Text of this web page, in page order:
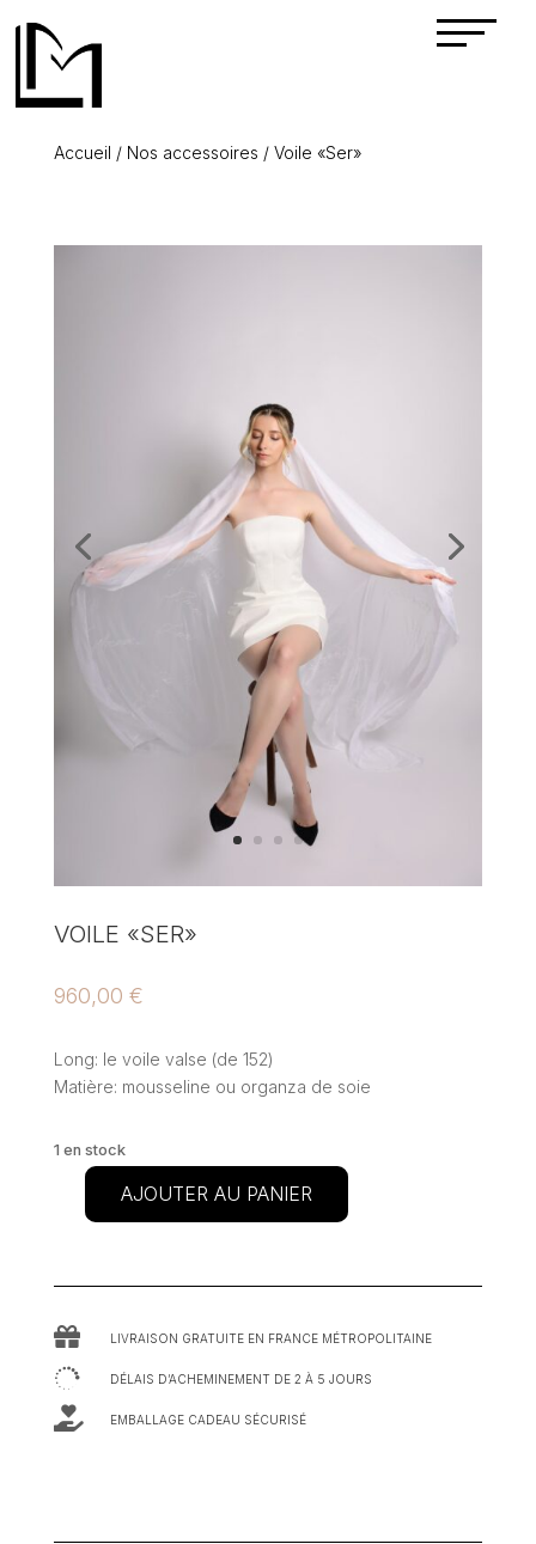
Accueil / Nos accessoires / Voile «Ser»
VOILE «SER»
960,00 €
Long: le voile valse (de 152)
Matière: mousseline ou organza de soie
1 en stock
quantité
«Ser»
AJOUTER AU PANIER
 LIVRAISON GRATUITE EN FRANCE MÉTROPOLITAINE
 DÉLAIS D’ACHEMINEMENT DE 2 À 5 JOURS
 EMBALLAGE CADEAU SÉCURISÉ